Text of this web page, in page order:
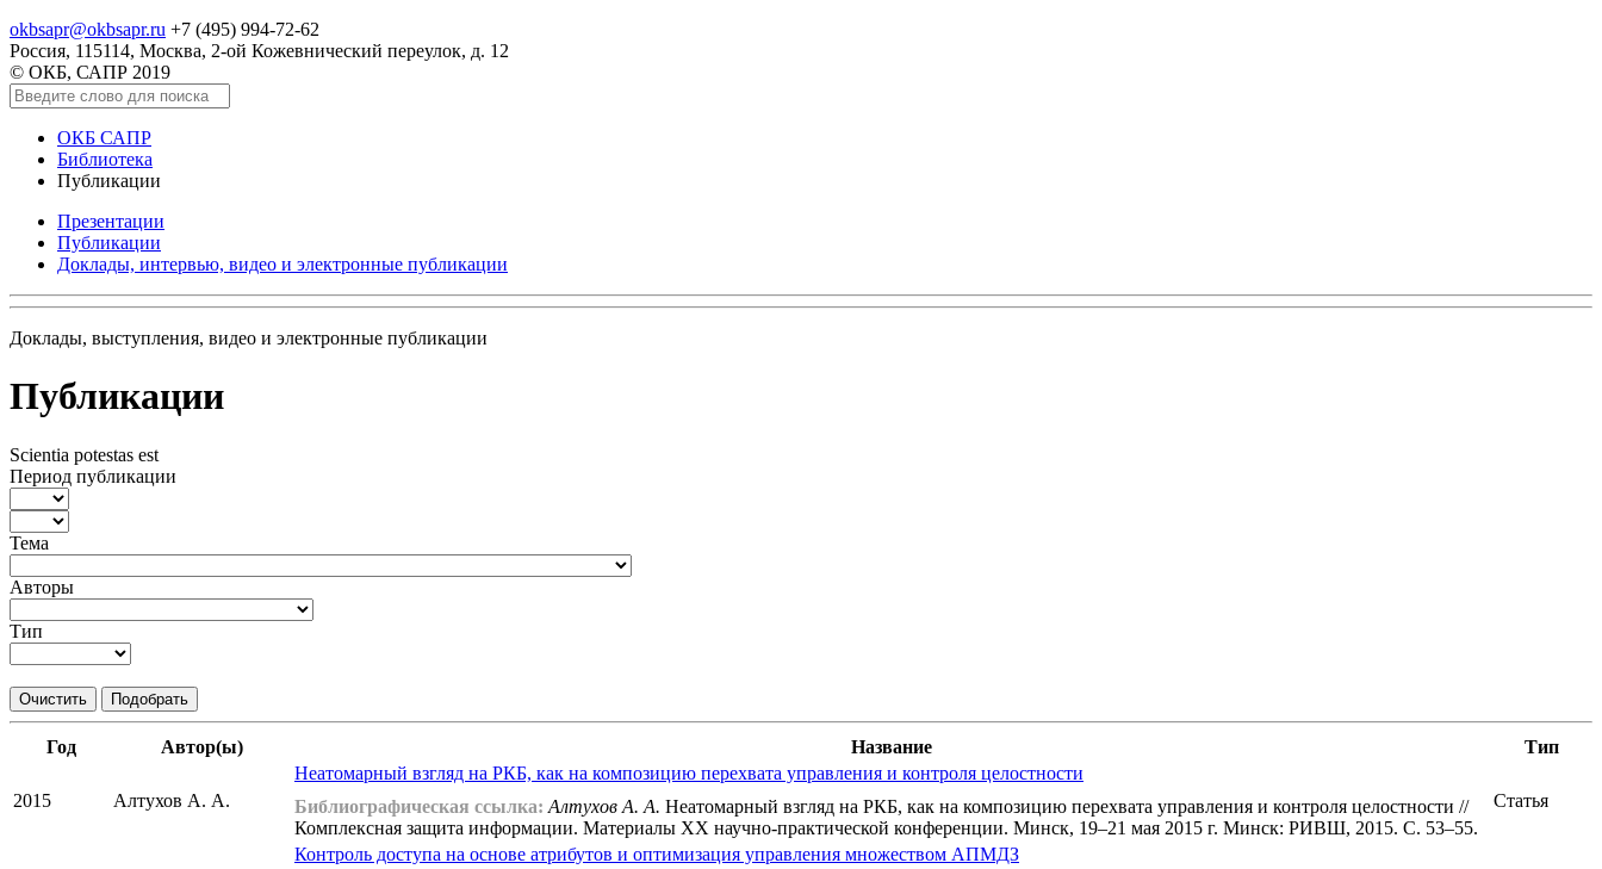
okbsapr@okbsapr.ru +7 (495) 994-72-62
Россия, 115114, Москва, 2-ой Кожевнический переулок, д. 12
© ОКБ, САПР 2019
ОКБ САПР
Библиотека
Публикации
Презентации
Публикации
Доклады, интервью, видео и электронные публикации
Доклады, выступления, видео и электронные публикации
Публикации
Scientia potestas est
Период публикации
Тема
Авторы
Тип
Очистить Подобрать
Год Автор(ы) Название Тип
2015 Алтухов А. А.
Неатомарный взгляд на РКБ, как на композицию перехвата управления и контроля целостности
Библиографическая ссылка: Алтухов А. А. Неатомарный взгляд на РКБ, как на композицию перехвата управления и контроля целостности //
Комплексная защита информации. Материалы XX научно-практической конференции. Минск, 19–21 мая 2015 г. Минск: РИВШ, 2015. С. 53–55.
Статья
Контроль доступа на основе атрибутов и оптимизация управления множеством АПМДЗ